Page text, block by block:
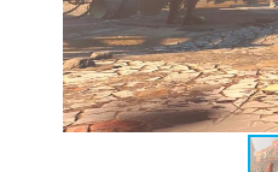
lleno de peligros y
misterios de la